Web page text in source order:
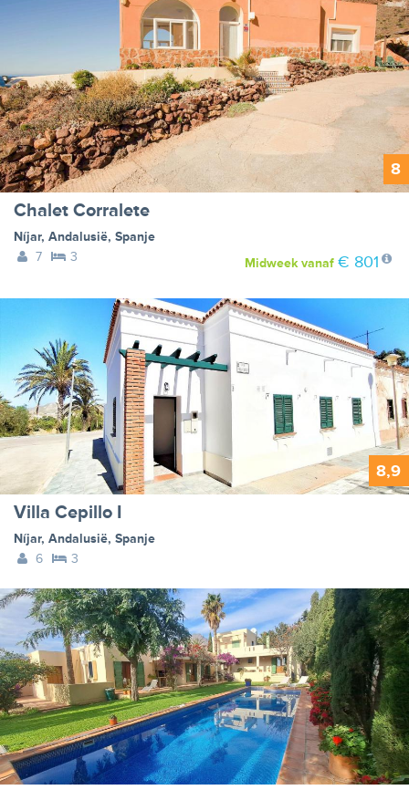
8
Chalet Corralete
Níjar, Andalusië, Spanje
7
3 Midweekvanaf € 801
8,9
Villa Cepillo I
Níjar, Andalusië, Spanje
6
3